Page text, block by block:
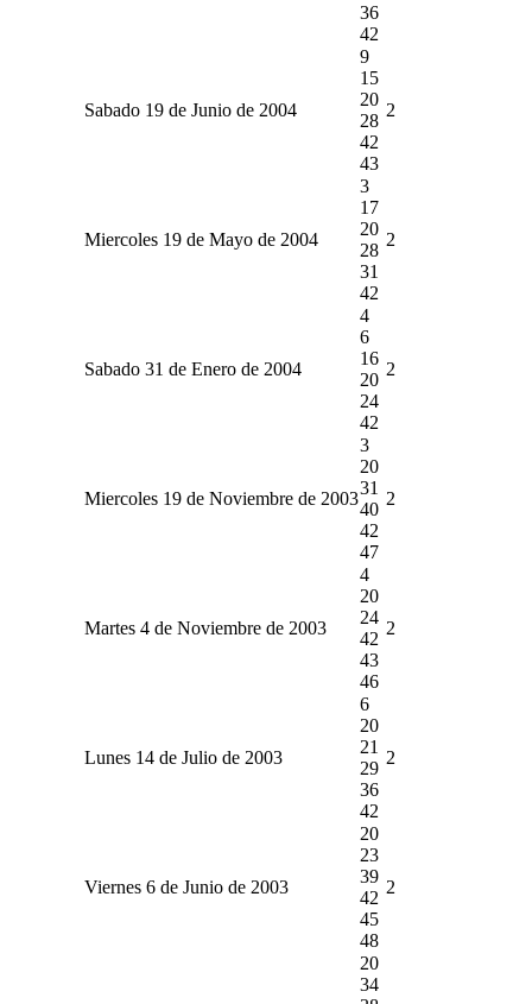
36
42
Sabado 19 de Junio de 2004
9
15
20
28
42
43
2
Miercoles 19 de Mayo de 2004
3
17
20
28
31
42
2
Sabado 31 de Enero de 2004
4
6
16
20
24
42
2
Miercoles 19 de Noviembre de 2003
3
20
31
40
42
47
2
Martes 4 de Noviembre de 2003
4
20
24
42
43
46
2
Lunes 14 de Julio de 2003
6
20
21
29
36
42
2
Viernes 6 de Junio de 2003
20
23
39
42
45
48
2
20
34